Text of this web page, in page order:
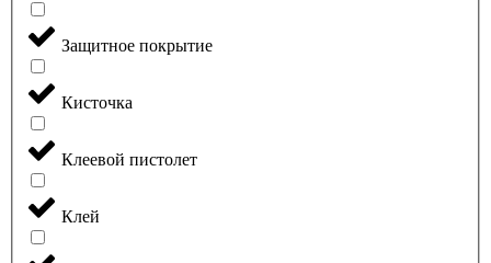
Защитное покрытие
Кисточка
Клеевой пистолет
Клей